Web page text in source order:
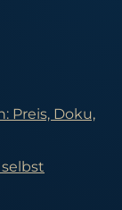
Preis, Doku,